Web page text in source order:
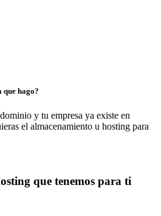
que hago?
y tu empresa ya existe en
el almacenamiento u hosting para
que tenemos para ti